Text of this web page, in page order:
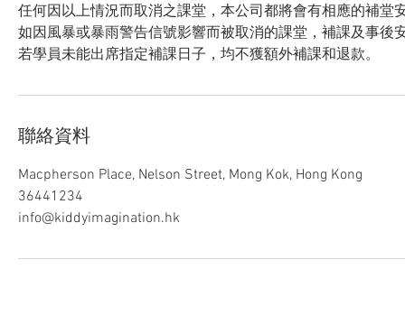
任何因以上情況而取消之課堂，本公司都將會有相應的補堂
如因風暴或暴雨警告信號影響而被取消的課堂，補課及事後
若學員未能出席指定補課日子，均不獲額外補課和退款。
聯絡資料
Macpherson Place, Nelson Street, Mong Kok, Hong Kong
36441234
info@kiddyimagination.hk